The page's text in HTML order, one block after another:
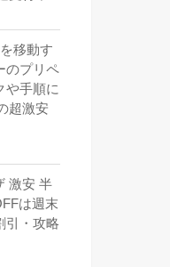
移動す
のプリペ
や手順に
超激安
激安 半
は週末
引・攻略